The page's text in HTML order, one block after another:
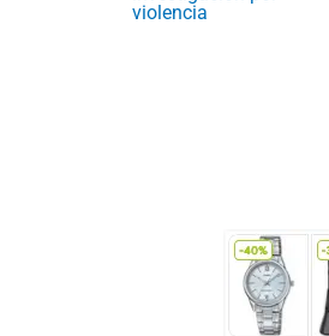
violencia